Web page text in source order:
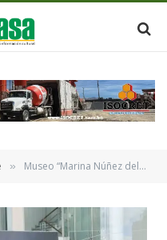
» Museo “Marina Núñez del Prado” amplia sus instalaciones